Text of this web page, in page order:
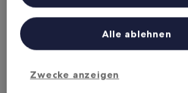
Liste der Partner (Lieferanten)
Zwecke anzeigen
Alle ablehnen